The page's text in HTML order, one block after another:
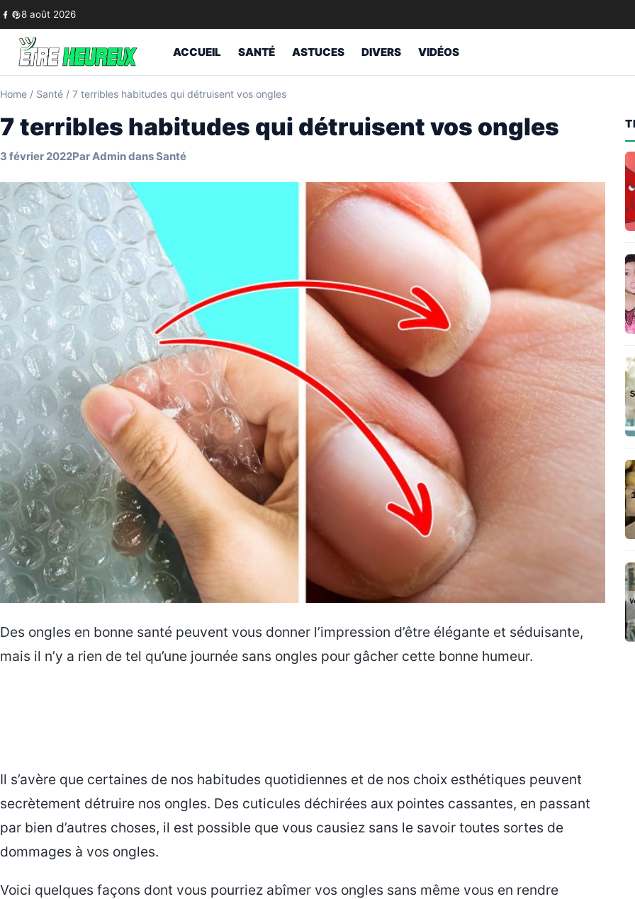
Skip to content
8 août 2026
ACCUEIL SANTÉ ASTUCES DIVERS VIDÉOS
Home / Santé / 7 terribles habitudes qui détruisent vos ongles
7 terribles habitudes qui détruisent vos ongles
3 février 2022ParAdmindansSanté
Des ongles en bonne santé peuvent vous donner l’impression d’être élégante et séduisante,
mais il n’y a rien de tel qu’une journée sans ongles pour gâcher cette bonne humeur.
Il s’avère que certaines de nos habitudes quotidiennes et de nos choix esthétiques peuvent
secrètement détruire nos ongles. Des cuticules déchirées aux pointes cassantes, en passant
par bien d’autres choses, il est possible que vous causiez sans le savoir toutes sortes de
dommages à vos ongles.
Voici quelques façons dont vous pourriez abîmer vos ongles sans même vous en rendre